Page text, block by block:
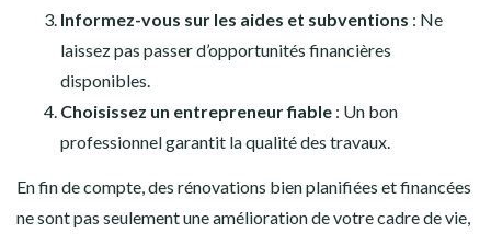
Informez-vous sur les aides et subventions : Ne
laissez pas passer d’opportunités financières
disponibles.
Choisissez un entrepreneur fiable : Un bon
professionnel garantit la qualité des travaux.
En fin de compte, des rénovations bien planifiées et financées
ne sont pas seulement une amélioration de votre cadre de vie,